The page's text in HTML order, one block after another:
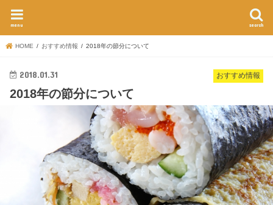
search
menu
HOME おすすめ情報 2018年の節分について
おすすめ情報
2018.01.31
2018年の節分について